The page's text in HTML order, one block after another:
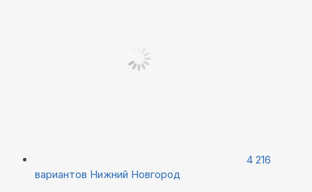
4 216
вариантов Нижний Новгород